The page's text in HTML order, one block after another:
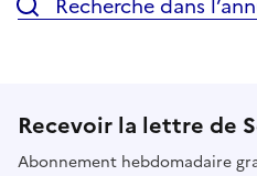
Recevoir la lettre de
Abonnement hebdomadaire